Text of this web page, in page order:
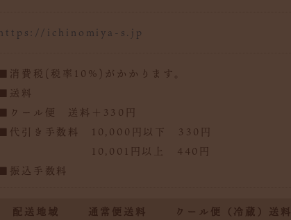
ichinomiya-s.jp
■消費税(税率10%)がかかります。
■送料
■クール便 送料＋330円
■代引き手数料 10,000円以下 330円
10,001円以上 440円
■振込手数料
配送地域 通常便送料
クール便（冷蔵）送料